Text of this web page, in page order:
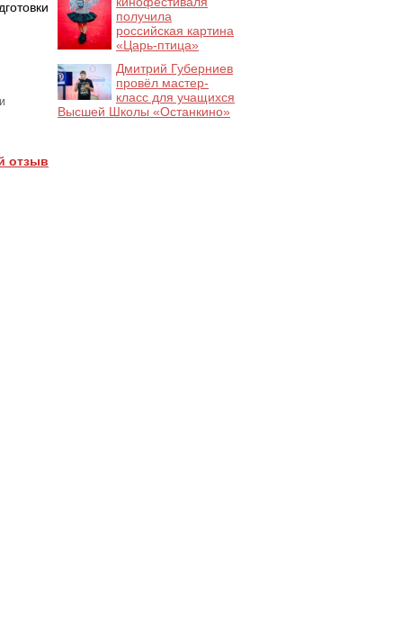
отзыв
получила
российская картина
«Царь-птица»
Дмитрий Губерниев
провёл мастер-
класс для учащихся
Высшей Школы «Останкино»